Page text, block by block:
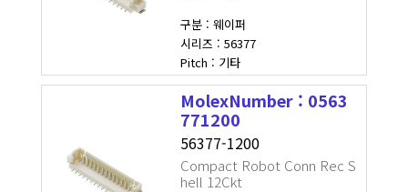
구분 : 웨이퍼
시리즈 : 56377
Pitch : 기타
MolexNumber : 0563
771200
56377-1200
Compact Robot Conn Rec S
hell 12Ckt